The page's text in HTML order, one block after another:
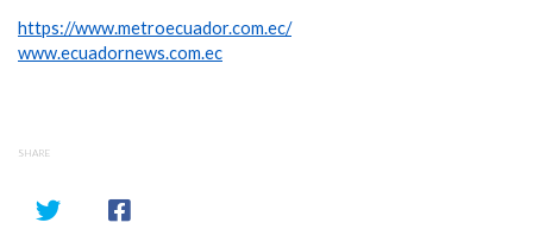
https://www.metroecuador.com.ec/
www.ecuadornews.com.ec
SHARE